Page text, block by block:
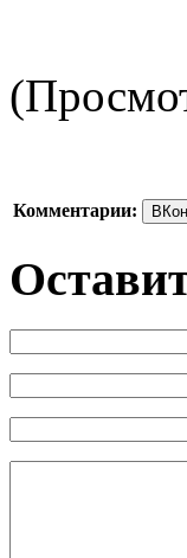
Комментарии: